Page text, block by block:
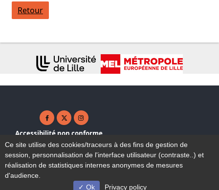
Retour
Facebook ( nouvelle fenêtre)
X ( nouvelle fenêtre)
Instagram ( nouvelle fenêtre)
Accessibilité non conforme
Plan du site
Mentions légales
Contact
Ce site utilise des cookies/traceurs à des fins de gestion de
session, personnalisation de l'interface utilisateur (contraste..) et
réalisation de statistiques internes anonymes de mesures
d'audience.
Ok
Privacy policy